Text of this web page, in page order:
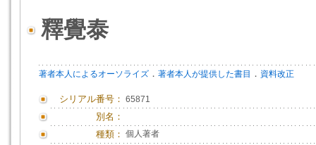
釋覺泰
著者本人によるオーソライズ ． 著者本人が提供した書目 ． 資料改正
シリアル番号： 65871
別名：
種類： 個人著者